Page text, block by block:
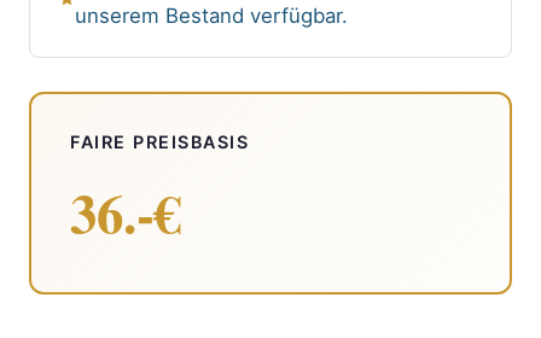
unserem Bestand verfügbar.
FAIRE PREISBASIS
36.-€